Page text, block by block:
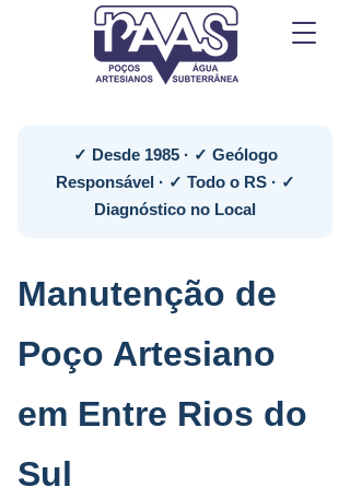
✓ Desde 1985 · ✓ Geólogo
Responsável · ✓ Todo o RS · ✓
Diagnóstico no Local
Manutenção de
Poço Artesiano
em Entre Rios do
Sul